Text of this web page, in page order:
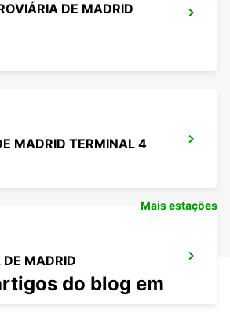
DE MADRID
MADRID TERMINAL 4
DE MADRID
Mais estações
do blog em